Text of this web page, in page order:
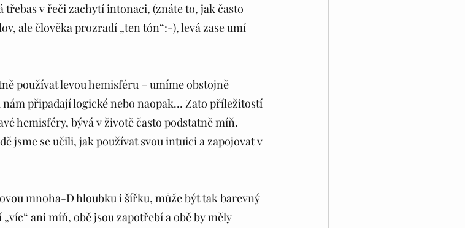
třebas v řeči zachytí intonaci, (znáte to, jak často
ale člověka prozradí „ten tón“:-), levá zase umí
používat levou hemisféru – umíme obstojně
připadají logické nebo naopak… Zato příležitostí
hemisféry, bývá v životě často podstatně míň.
jsme se učili, jak používat svou intuici a zapojovat v
mnoha-D hloubku i šířku, může být tak barevný
ani míň, obě jsou zapotřebí a obě by měly